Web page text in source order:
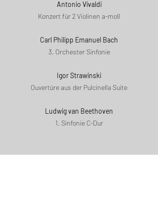
Antonio Vivaldi
Konzert für 2 Violinen a-moll
Carl Philipp Emanuel Bach
3. Orchester Sinfonie
Igor Strawinski
Ouvertüre aus der Pulcinella Suite
Ludwig van Beethoven
1. Sinfonie C-Dur